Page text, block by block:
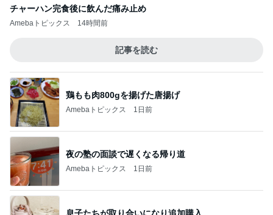
チャーハン完食後に飲んだ痛み止め
Amebaトピックス 14時間前
記事を読む
鶏もも肉800gを揚げた唐揚げ
Amebaトピックス 1日前
夜の塾の面談で遅くなる帰り道
Amebaトピックス 1日前
息子たちが取り合いになり追加購入